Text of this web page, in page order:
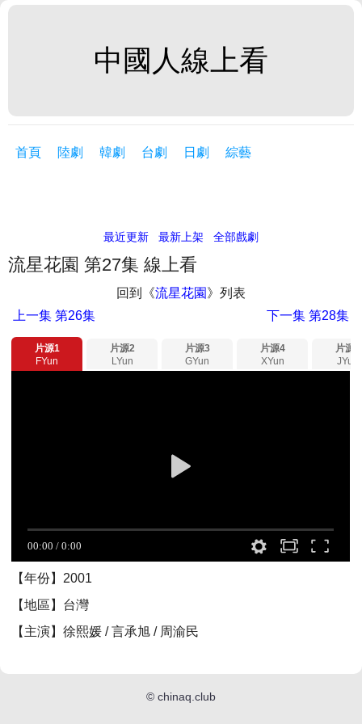
中國人線上看
首頁 陸劇 韓劇 台劇 日劇 綜藝
最近更新 最新上架 全部戲劇
流星花園 第27集 線上看
回到《流星花園 》列表
上一集 第26集 下一集第28集
片源1
FYun
片源2
LYun
片源3
GYun
片源4
XYun
片源5
JYun
【年份】2001
【地區】台灣
【主演】徐熙媛 / 言承旭 / 周渝民
© chinaq.club